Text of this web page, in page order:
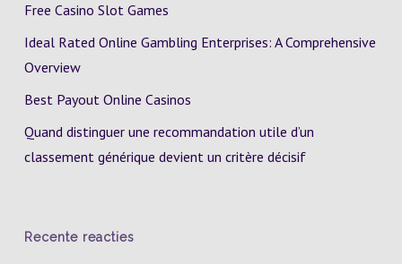
Free Casino Slot Games
Ideal Rated Online Gambling Enterprises: A Comprehensive
Overview
Best Payout Online Casinos
Quand distinguer une recommandation utile d’un
classement générique devient un critère décisif
Recente reacties